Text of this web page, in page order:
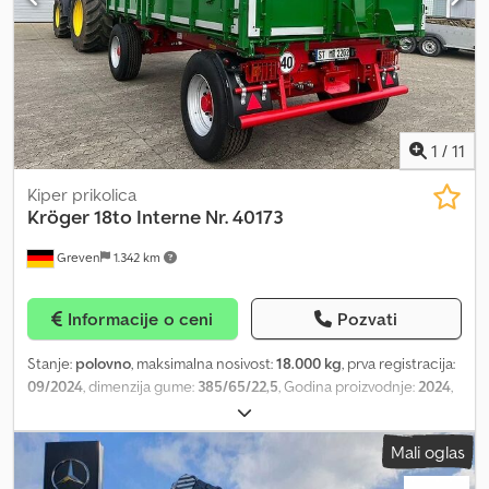
1 / 11
Greven 1.342 km
Kiper prikolica
Kröger18to Interne Nr. 40173
Informacije o ceni Pozvati
Stanje: polovno, maksimalna nosivost:18.000 kg, prva registracija:
09/2024, dimenzija gume: 385/65/22,5, Godina proizvodnje:2024,
Razgledanje je moguće samo uz prethodni dogovor. Vešanje: •
Prva osovina: lisnato vešanje • Druga osovina: lisnato vešanje
Kočnice: • Prva osovina: doboš kočnice • Druga osovina: doboš
kočnice Gume: • Prva osovina: pojedinačno točak • Druga osovina:
Mali oglas